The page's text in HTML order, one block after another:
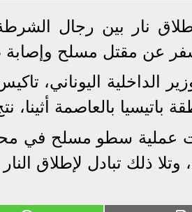
نار بين رجال
أسفر عن مقتل مسلح
الداخلية اليوناني،
باتيسيا بالعاصمة
عملية سطو مسلح في
وتلا ذلك تبادل لإطلاق